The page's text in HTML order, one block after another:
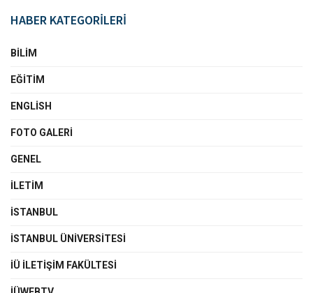
HABER KATEGORİLERİ
BILIM
EĞITIM
ENGLISH
FOTO GALERI
GENEL
İLETIM
İSTANBUL
İSTANBUL ÜNIVERSITESI
İÜ İLETIŞIM FAKÜLTESI